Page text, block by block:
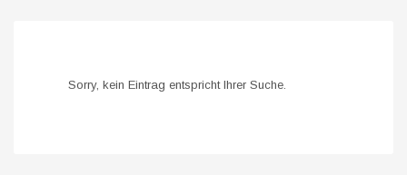
Sorry, kein Eintrag entspricht Ihrer Suche.